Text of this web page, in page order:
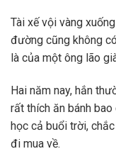
Tài xế vội vàng
đường cũng không
là của một ông lão
Hai năm nay, hắn
rất thích ăn bánh
học cả buổi trời,
đi mua về.